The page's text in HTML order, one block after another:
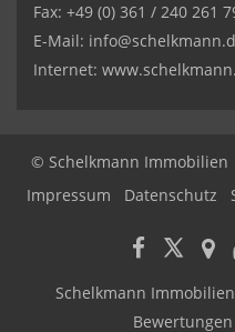
Fax: +49 (0) 361 / 240 261
E-Mail:
Internet:
© Schelkmann Immobilien
Impressum
Datenschutz
Schelkmann Immobilien
Bewertungen